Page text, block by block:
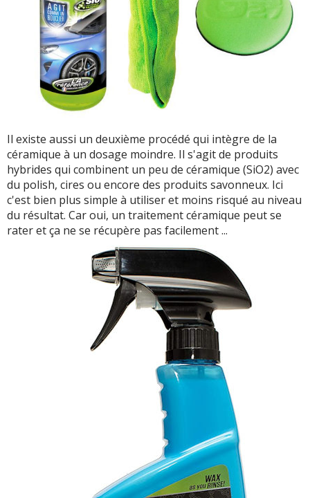
Il existe aussi un deuxième procédé qui intègre de la
céramique à un dosage moindre. Il s'agit de produits
hybrides qui combinent un peu de céramique (SiO2) avec
du polish, cires ou encore des produits savonneux. Ici
c'est bien plus simple à utiliser et moins risqué au niveau
du résultat. Car oui, un traitement céramique peut se
rater et ça ne se récupère pas facilement ...